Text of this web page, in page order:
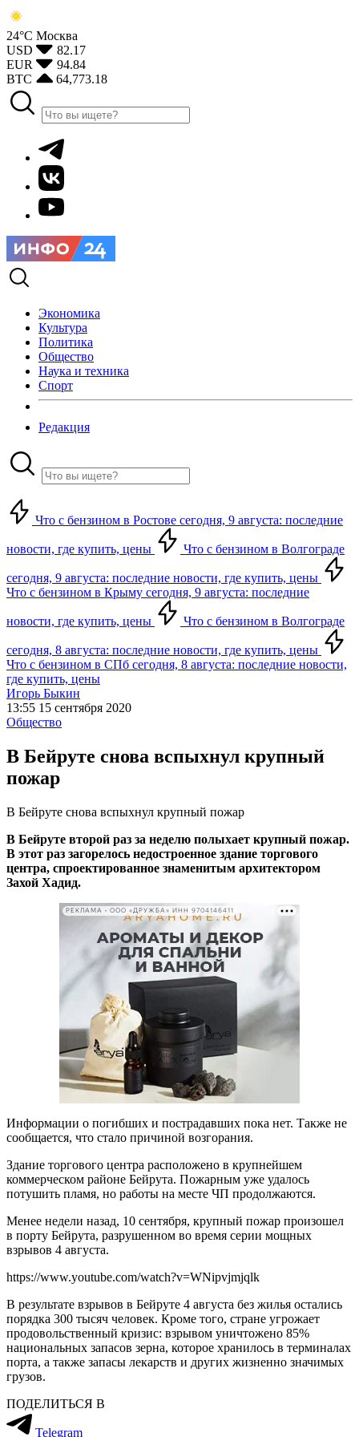
24°С Москва
USD
82.17
EUR
94.84
BTC
64,773.18
Экономика
Культура
Политика
Общество
Наука и техника
Спорт
Редакция
Что с бензином в Ростове сегодня, 9 августа: последние
новости, где купить, цены Что с бензином в Волгограде
сегодня, 9 августа: последние новости, где купить, цены
Что с бензином в Крыму сегодня, 9 августа: последние
новости, где купить, цены Что с бензином в Волгограде
сегодня, 8 августа: последние новости, где купить, цены
Что с бензином в СПб сегодня, 8 августа: последние новости,
где купить, цены
Игорь Быкин
13:55 15 сентября 2020
Общество
В Бейруте снова вспыхнул крупный
пожар
В Бейруте снова вспыхнул крупный пожар
В Бейруте второй раз за неделю полыхает крупный пожар.
В этот раз загорелось недостроенное здание торгового
центра, спроектированное знаменитым архитектором
Захой Хадид.
РЕКЛАМА • ООО «ДРУЖБА» ИНН 9704146411
Информации о погибших и пострадавших пока нет. Также не
сообщается, что стало причиной возгорания.
Здание торгового центра расположено в крупнейшем
коммерческом районе Бейрута. Пожарным уже удалось
потушить пламя, но работы на месте ЧП продолжаются.
Менее недели назад, 10 сентября, крупный пожар произошел
в порту Бейрута, разрушенном во время серии мощных
взрывов 4 августа.
https://www.youtube.com/watch?v=WNipvjmjqlk
В результате взрывов в Бейруте 4 августа без жилья остались
порядка 300 тысяч человек. Кроме того, стране угрожает
продовольственный кризис: взрывом уничтожено 85%
национальных запасов зерна, которое хранилось в терминалах
порта, а также запасы лекарств и других жизненно значимых
грузов.
ПОДЕЛИТЬСЯ В
Telegram